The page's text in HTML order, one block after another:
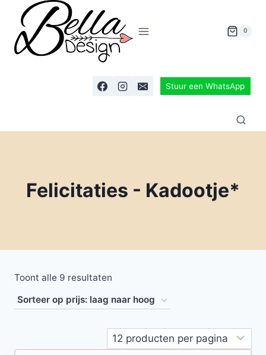
0
Stuur een WhatsApp
Felicitaties - Kadootje*
Toont alle 9 resultaten